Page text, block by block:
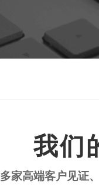
我们
家高端客户见证